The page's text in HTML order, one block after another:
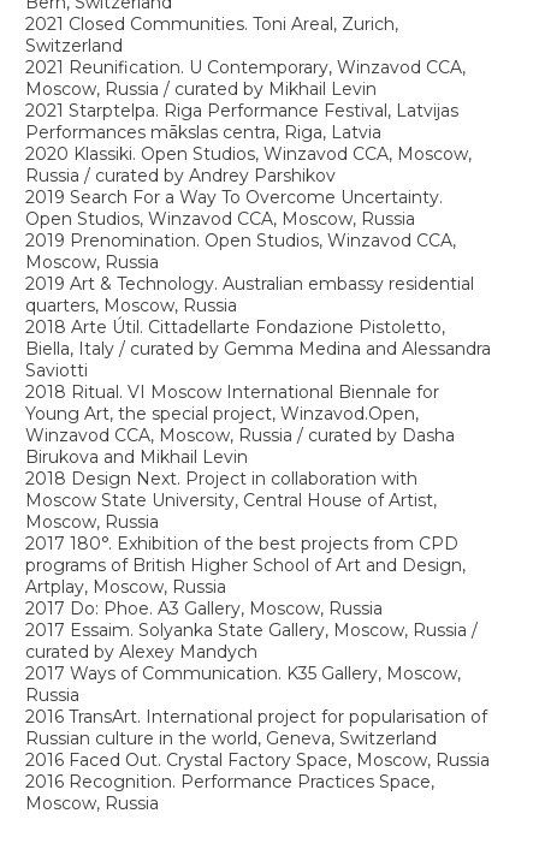
curated by Alexey Mandych
2017 Ways of Communication. K35 Gallery, Moscow,
Russia
2016 TransArt. International project for popularisation of
Russian culture in the world, Geneva, Switzerland
2016 Faced Out. Crystal Factory Space, Moscow, Russia
2016 Recognition. Performance Practices Space,
Moscow, Russia
Grants / Competitions / Artist-in-residences
2025 Artkommunalka. Winner of the International
Grant Competition for Visual Art Projects, Kolomna
Posad, Russia
2025 Sortavala. Artist-in-residence programme, ENI
Karelia CBC, Karelia, Russia
2025 Gastev's SvetDvizh. Winner of the artists lab
competition. MIRA Center, Suzdal, Russia
2023 Friends of the Vaults. Winner of the competition
of projects for the Vaults Centre for Artistic Production,
GES-2 House of Culture, Moscow, Russia
2019 - 2020 Open Studios. Artist-in-residence
programme, Winzavod CCA, Moscow, Russia
2019 Performance’s Text. Winner of the artists and
dramatists lab competition, Performative studio «Shift»,
St.Petersburg, Russia
2018 Broadcasting the archive #10. Artist-in-residence
programme, UNIDEE - University of Ideas, Cittadellarte
Fondazione Pistoletto, Biella, Italy
2018 Calligraphy and a new vision of Russian Avant-
Garde. Winner of the Tretyakov Gallery competition for
participation in the workshop of the Dutch group of
calligraphy artists High on Type, New Tretyakov Gallery,
Moscow, Russia
Education
2022 MA Fine Arts, Zürcher Hochschule der Künste,
Zurich, Switzerland
2018 Contemporary Art, British Higher School of Art and
Design, Moscow, Russia
2016 Pre-Foundation and Foundation Art and Design
courses, British Higher School of Art and Design, Moscow,
Russia
2014 Jurisprudence, Russian Academy of Justice,
Moscow, Russia